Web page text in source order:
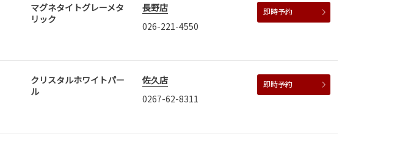
マグネタイトグレーメタ
リック
長野店
026-221-4550
即時予約
クリスタルホワイトパー
ル
佐久店
0267-62-8311
即時予約